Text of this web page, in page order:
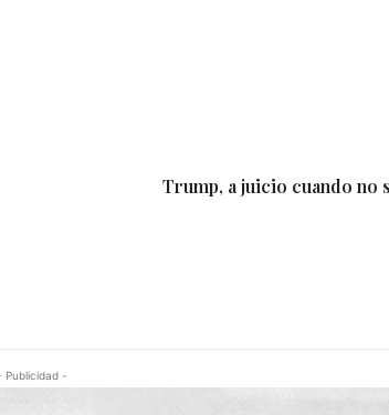
Trump, a juicio cuando no
Publicidad -